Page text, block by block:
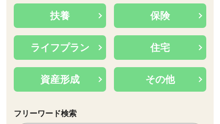
扶養 保険
ライフプラン 住宅
資産形成 その他
フリーワード検索